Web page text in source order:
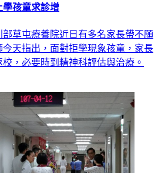
孩童求診增
草屯療養院近日有多名家長帶不願
今天指出，面對拒學現象孩童，家長
，必要時到精神科評估與治療。